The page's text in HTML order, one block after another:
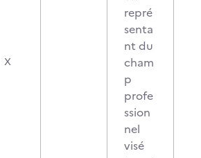
X
repré
senta
nt du
cham
p
profe
ssion
nel
visé